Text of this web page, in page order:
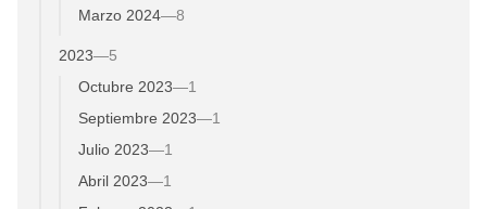
Marzo 2024—8
2023—5
Octubre 2023—1
Septiembre 2023—1
Julio 2023—1
Abril 2023—1